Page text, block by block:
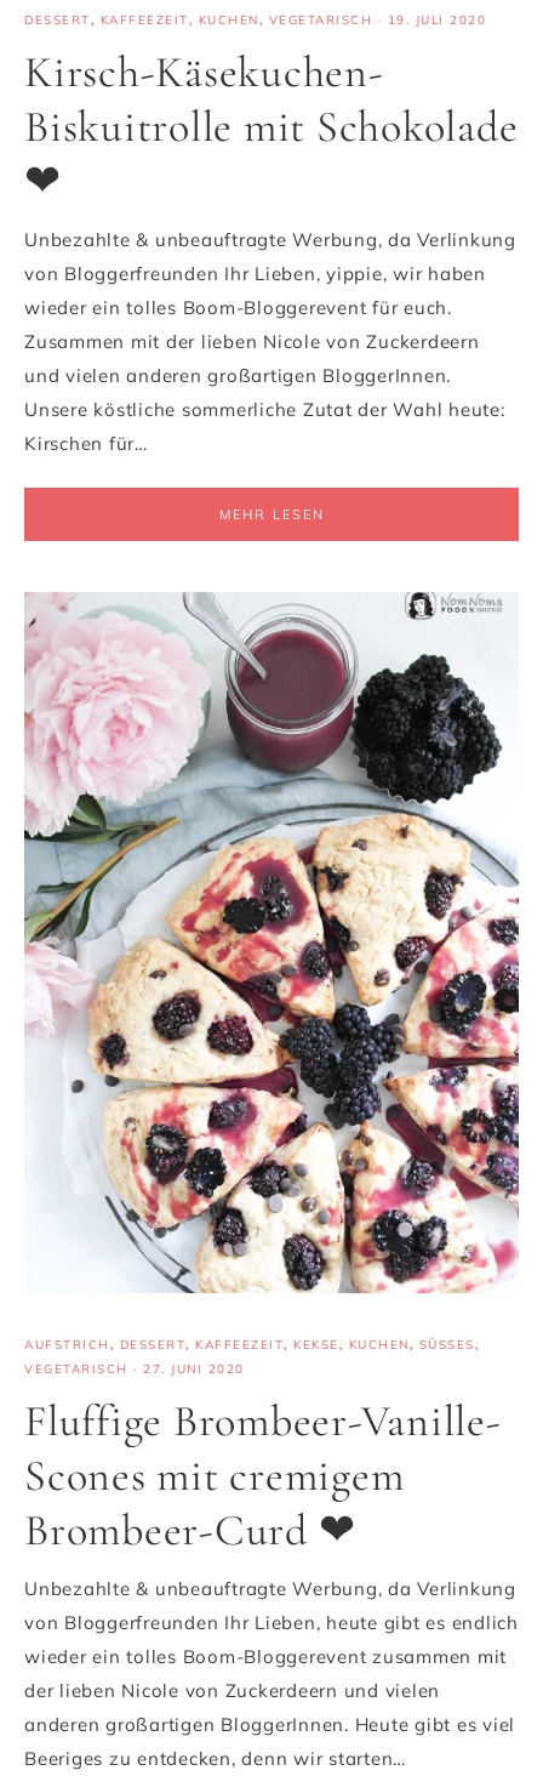
DESSERT, KAFFEEZEIT, KUCHEN, VEGETARISCH · 19. JULI 2020
Kirsch-Käsekuchen-
Biskuitrolle mit Schokolade
❤
Unbezahlte & unbeauftragte Werbung, da Verlinkung
von Bloggerfreunden Ihr Lieben, yippie, wir haben
wieder ein tolles Boom-Bloggerevent für euch.
Zusammen mit der lieben Nicole von Zuckerdeern
und vielen anderen großartigen BloggerInnen.
Unsere köstliche sommerliche Zutat der Wahl heute:
Kirschen für…
MEHR LESEN
AUFSTRICH , DESSERT, KAFFEEZEIT, KEKSE, KUCHEN, SÜSSES
,
VEGETARISCH · 27. JUNI 2020
Fluffige Brombeer-Vanille-
Scones mit cremigem
Brombeer-Curd ❤
Unbezahlte & unbeauftragte Werbung, da Verlinkung
von Bloggerfreunden Ihr Lieben, heute gibt es endlich
wieder ein tolles Boom-Bloggerevent zusammen mit
der lieben Nicole von Zuckerdeern und vielen
anderen großartigen BloggerInnen. Heute gibt es viel
Beeriges zu entdecken, denn wir starten…